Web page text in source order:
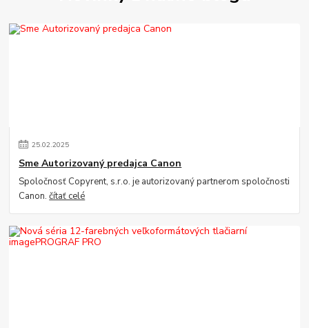
25.02.2025
Sme Autorizovaný predajca Canon
Spoločnosť Copyrent, s.r.o. je autorizovaný partnerom spoločnosti
Canon.čítať celé